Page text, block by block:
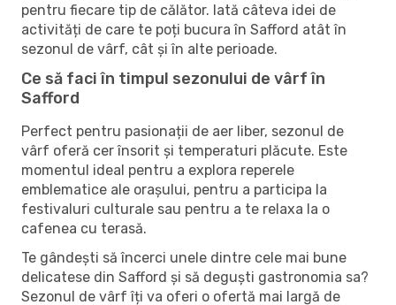
pentru fiecare tip de călător. Iată câteva idei de
activități de care te poți bucura în Safford atât în ​​
sezonul de vârf, cât și în alte perioade.
Ce să faci în timpul sezonului de vârf în
Safford
Perfect pentru pasionații de aer liber, sezonul de
vârf oferă cer însorit și temperaturi plăcute. Este
momentul ideal pentru a explora reperele
emblematice ale orașului, pentru a participa la
festivaluri culturale sau pentru a te relaxa la o
cafenea cu terasă.
Te gândești să încerci unele dintre cele mai bune
delicatese din Safford și să deguști gastronomia sa?
Sezonul de vârf îți va oferi o ofertă mai largă de